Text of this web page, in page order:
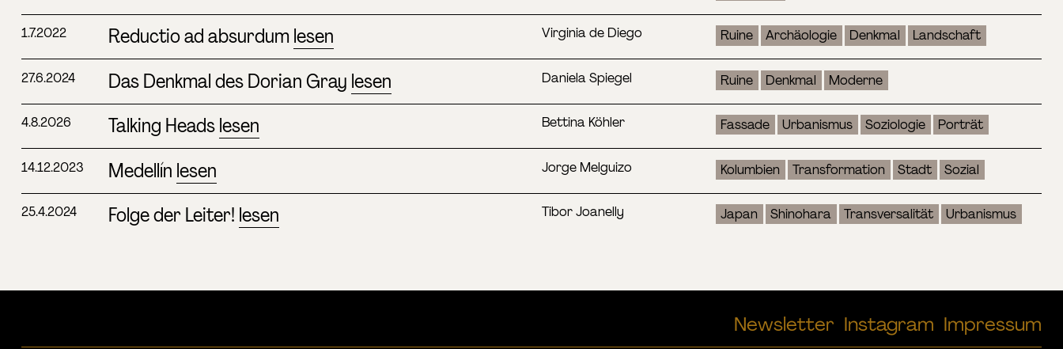
1.7.2022 Reductio ad absurdumlesen Virginia de Diego Ruine Archäologie Denkmal Landschaft
27.6.2024 Das Denkmal des Dorian Gray lesen Daniela Spiegel Ruine Denkmal Moderne
4.8.2026 Talking Headslesen Bettina Köhler Fassade Urbanismus Soziologie Porträt
14.12.2023 Medellín lesen Jorge Melguizo Kolumbien Transformation Stadt Sozial
25.4.2024 Folge der Leiter! lesen Tibor Joanelly Japan Shinohara Transversalität Urbanismus
Newsletter Instagram Impressum